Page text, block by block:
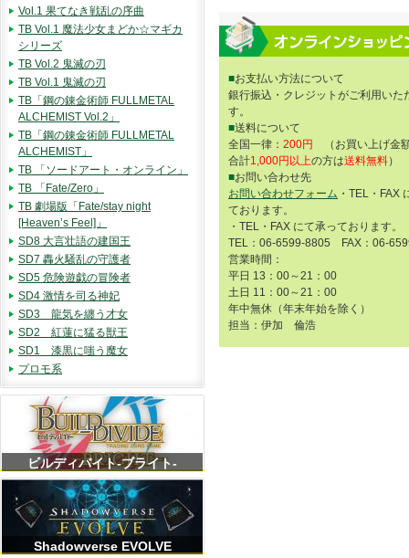
■お支払い方法について
銀行振込・クレジットがご利用いた
す。
■送料について
全国一律： 200円
（お買い上げ金
合計1,000円以上の方は送料無料）
■お問い合わせ先
お問い合わせフォーム ・TEL・FAX
ております。
・TEL・FAX にて承っております。
TEL：06-6599-8805 FAX：06-
営業時間：
平日 13：00～21：00
土日 11：00～21：00
年中無休（年末年始を除く）
担当：伊加 倫浩
Vol.1 果てなき戦乱の序曲
TB Vol.1 魔法少女まどか☆マギカ
シリーズ
TB Vol.2 鬼滅の刃
TB Vol.1 鬼滅の刃
TB「鋼の錬金術師 FULLMETAL
ALCHEMIST Vol.2」
TB「鋼の錬金術師 FULLMETAL
ALCHEMIST」
TB 「ソードアート・オンライン」
TB 「Fate/Zero」
TB 劇場版「Fate/stay night
[Heaven’s Feel]」
SD8 大言壮語の建国王
SD7 轟火騒乱の守護者
SD5 危険遊戯の冒険者
SD4 激情を司る神妃
SD3 龍気を纏う才女
SD2 紅蓮に猛る獣王
SD1 漆黒に嗤う魔女
プロモ系
ビルディバイト-ブライト-
Shadowverse EVOLVE